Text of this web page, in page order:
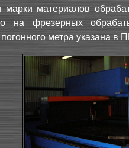
материалов
на фрезерных
метра указана в